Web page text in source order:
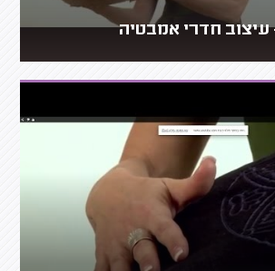
עיצוב חדרי אמבטיה